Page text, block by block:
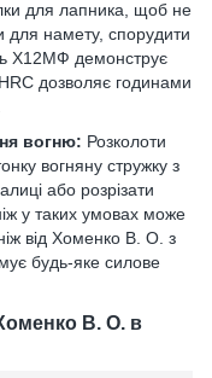
для лапника, щоб не
для намету, спорудити
Х12МФ демонструє
дозволяє годинами
вогню: Розколоти
вогняну стружку з
або розрізати
у таких умовах може
від Хоменко В. О. з
будь-яке силове
В. О. в